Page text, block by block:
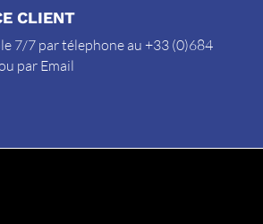
CLIENT
7/7 par télephone au +33 (0)684
par Email